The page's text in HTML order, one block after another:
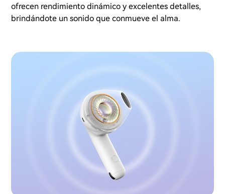
ofrecen rendimiento dinámico y excelentes detalles,
brindándote un sonido que conmueve el alma.